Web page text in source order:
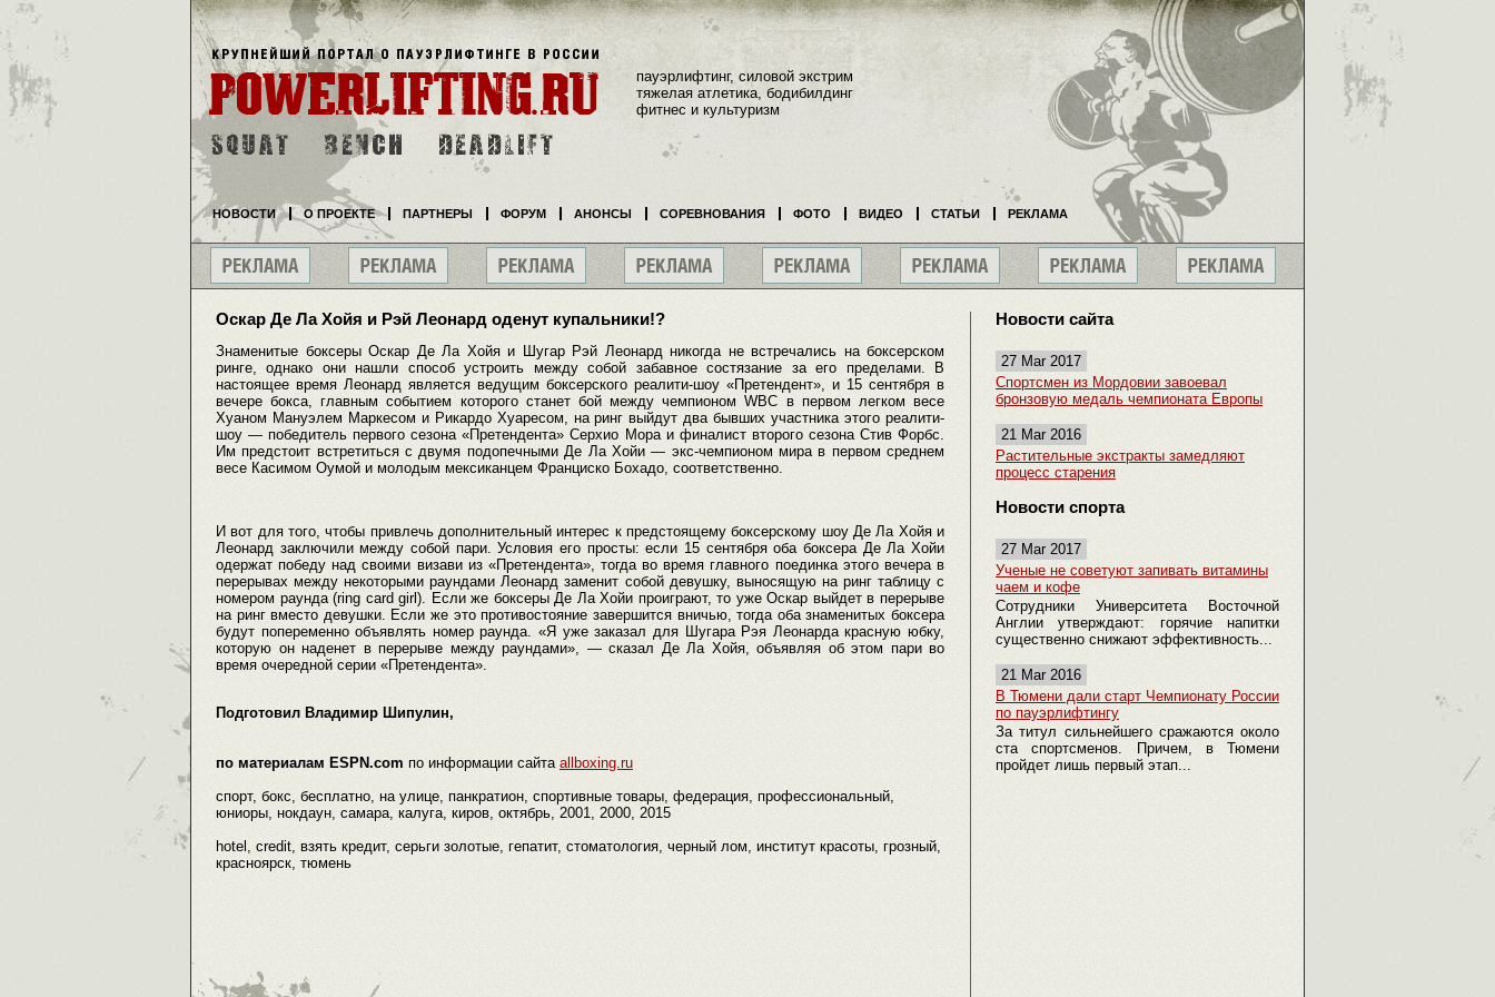
Оскар Де Ла Хойя и Рэй Леонард оденут купальники!?
Знаменитые боксеры Оскар Де Ла Хойя и Шугар Рэй Леонард никогда не встречались на боксерском
ринге, однако они нашли способ устроить между собой забавное состязание за его пределами. В
настоящее время Леонард является ведущим боксерского реалити-шоу «Претендент», и 15 сентября в
вечере бокса, главным событием которого станет бой между чемпионом WBC в первом легком весе
Хуаном Мануэлем Маркесом и Рикардо Хуаресом, на ринг выйдут два бывших участника этого реалити-
шоу — победитель первого сезона «Претендента» Серхио Мора и финалист второго сезона Стив Форбс.
Им предстоит встретиться с двумя подопечными Де Ла Хойи — экс-чемпионом мира в первом среднем
весе Касимом Оумой и молодым мексиканцем Франциско Бохадо, соответственно.
И вот для того, чтобы привлечь дополнительный интерес к предстоящему боксерскому шоу Де Ла Хойя и
Леонард заключили между собой пари. Условия его просты: если 15 сентября оба боксера Де Ла Хойи
одержат победу над своими визави из «Претендента», тогда во время главного поединка этого вечера в
перерывах между некоторыми раундами Леонард заменит собой девушку, выносящую на ринг таблицу с
номером раунда (ring card girl). Если же боксеры Де Ла Хойи проиграют, то уже Оскар выйдет в перерыве
на ринг вместо девушки. Если же это противостояние завершится вничью, тогда оба знаменитых боксера
будут попеременно объявлять номер раунда. «Я уже заказал для Шугара Рэя Леонарда красную юбку,
которую он наденет в перерыве между раундами», — сказал Де Ла Хойя, объявляя об этом пари во
время очередной серии «Претендента».
Подготовил Владимир Шипулин,
по материалам ESPN.com по информации сайта allboxing.ru
спорт, бокс, бесплатно, на улице, панкратион, спортивные товары, федерация, профессиональный,
юниоры, нокдаун, самара, калуга, киров, октябрь, 2001, 2000, 2015
hotel, credit, взять кредит, серьги золотые, гепатит, стоматология, черный лом, институт красоты, грозный,
красноярск, тюмень
Новости сайта
27 Mar 2017
Спортсмен из Мордовии завоевал
бронзовую медаль чемпионата Европы
21 Mar 2016
Растительные экстракты замедляют
процесс старения
Новости спорта
27 Mar 2017
Ученые не советуют запивать витамины
чаем и кофе
Сотрудники Университета Восточной
Англии утверждают: горячие напитки
существенно снижают эффективность...
21 Mar 2016
В Тюмени дали старт Чемпионату России
по пауэрлифтингу
За титул сильнейшего сражаются около
ста спортсменов. Причем, в Тюмени
пройдет лишь первый этап...
пауэрлифтинг, силовой экстрим
тяжелая атлетика, бодибилдинг
фитнес и культуризм
НОВОСТИ О ПРОЕКТЕ ПАРТНЕРЫ ФОРУМ АНОНСЫ СОРЕВНОВАНИЯ ФОТО ВИДЕО СТАТЬИ РЕКЛАМА